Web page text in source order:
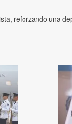
reforzando una